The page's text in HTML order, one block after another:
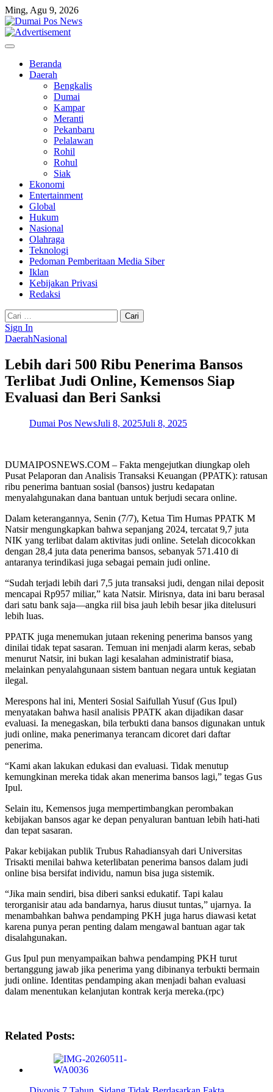
Skip
to
content
Ming, Agu 9, 2026
Beranda
Daerah
Bengkalis
Dumai
Kampar
Meranti
Pekanbaru
Pelalawan
Rohil
Rohul
Siak
Ekonomi
Entertainment
Global
Hukum
Nasional
Olahraga
Teknologi
Pedoman Pemberitaan Media Siber
Iklan
Kebijakan Privasi
Redaksi
Cari
untuk:
Sign In
DaerahNasional
Lebih dari 500 Ribu Penerima Bansos
Terlibat Judi Online, Kemensos Siap
Evaluasi dan Beri Sanksi
Dumai Pos NewsJuli 8, 2025Juli 8, 2025
DUMAIPOSNEWS.COM – Fakta mengejutkan diungkap oleh
Pusat Pelaporan dan Analisis Transaksi Keuangan (PPATK): ratusan
ribu penerima bantuan sosial (bansos) justru kedapatan
menyalahgunakan dana bantuan untuk berjudi secara online.
Dalam keterangannya, Senin (7/7), Ketua Tim Humas PPATK M
Natsir mengungkapkan bahwa sepanjang 2024, tercatat 9,7 juta
NIK yang terlibat dalam aktivitas judi online. Setelah dicocokkan
dengan 28,4 juta data penerima bansos, sebanyak 571.410 di
antaranya terindikasi juga sebagai pemain judi online.
“Sudah terjadi lebih dari 7,5 juta transaksi judi, dengan nilai deposit
mencapai Rp957 miliar,” kata Natsir. Mirisnya, data ini baru berasal
dari satu bank saja—angka riil bisa jauh lebih besar jika ditelusuri
lebih luas.
PPATK juga menemukan jutaan rekening penerima bansos yang
dinilai tidak tepat sasaran. Temuan ini menjadi alarm keras, sebab
menurut Natsir, ini bukan lagi kesalahan administratif biasa,
melainkan penyalahgunaan sistem bantuan negara untuk kegiatan
ilegal.
Merespons hal ini, Menteri Sosial Saifullah Yusuf (Gus Ipul)
menyatakan bahwa hasil analisis PPATK akan dijadikan dasar
evaluasi. Ia menegaskan, bila terbukti dana bansos digunakan untuk
judi online, maka penerimanya terancam dicoret dari daftar
penerima.
“Kami akan lakukan edukasi dan evaluasi. Tidak menutup
kemungkinan mereka tidak akan menerima bansos lagi,” tegas Gus
Ipul.
Selain itu, Kemensos juga mempertimbangkan perombakan
kebijakan bansos agar ke depan penyaluran bantuan lebih hati-hati
dan tepat sasaran.
Pakar kebijakan publik Trubus Rahadiansyah dari Universitas
Trisakti menilai bahwa keterlibatan penerima bansos dalam judi
online bisa bersifat individu, namun bisa juga sistemik.
“Jika main sendiri, bisa diberi sanksi edukatif. Tapi kalau
terorganisir atau ada bandarnya, harus diusut tuntas,” ujarnya. Ia
menambahkan bahwa pendamping PKH juga harus diawasi ketat
karena punya peran penting dalam mengawal bantuan agar tak
disalahgunakan.
Gus Ipul pun menyampaikan bahwa pendamping PKH turut
bertanggung jawab jika penerima yang dibinanya terbukti bermain
judi online. Identitas pendamping akan menjadi bahan evaluasi
dalam menentukan kelanjutan kontrak kerja mereka.(rpc)
Related Posts: